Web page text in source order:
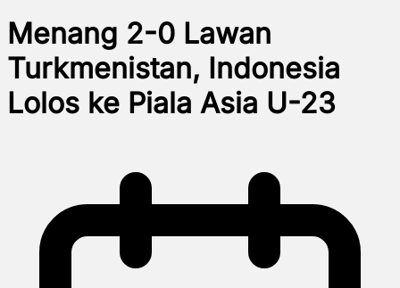
Menang 2-0 Lawan
Turkmenistan, Indonesia
Lolos ke Piala Asia U-23